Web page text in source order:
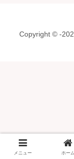
Copyright © -
メニュー ホーム